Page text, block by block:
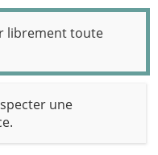
librement toute
une